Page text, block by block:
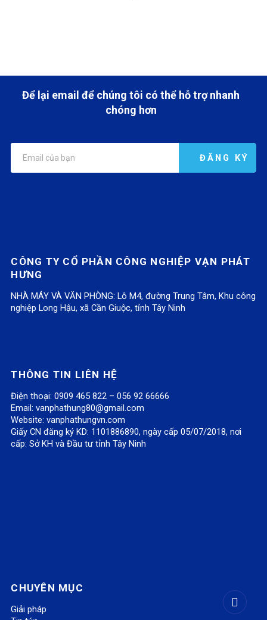
Để lại email để chúng tôi có thể hỗ trợ nhanh
chóng hơn
CÔNG TY CỔ PHẦN CÔNG NGHIỆP VẠN PHÁT
HƯNG
NHÀ MÁY VÀ VĂN PHÒNG: Lô M4, đường Trung Tâm, Khu công
nghiệp Long Hậu, xã Cần Giuộc, tỉnh Tây Ninh
THÔNG TIN LIÊN HỆ
Điện thoại: 0909 465 822 – 056 92 66666
Email:vanphathung80@gmail.com
Website:vanphathungvn.com
Giấy CN đăng ký KD: 1101886890, ngày cấp 05/07/2018, nơi
cấp: Sở KH và Đầu tư tỉnh Tây Ninh
CHUYÊN MỤC
Giải pháp